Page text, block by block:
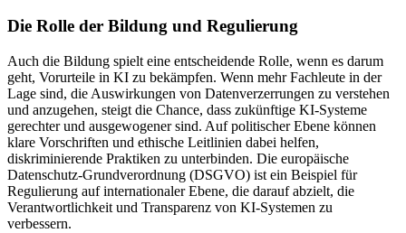
Die Rolle der Bildung und Regulierung
Auch die Bildung spielt eine entscheidende Rolle, wenn es darum
geht, Vorurteile in KI zu bekämpfen. Wenn mehr Fachleute in der
Lage sind, die Auswirkungen von Datenverzerrungen zu verstehen
und anzugehen, steigt die Chance, dass zukünftige KI-Systeme
gerechter und ausgewogener sind. Auf politischer Ebene können
klare Vorschriften und ethische Leitlinien dabei helfen,
diskriminierende Praktiken zu unterbinden. Die europäische
Datenschutz-Grundverordnung (DSGVO) ist ein Beispiel für
Regulierung auf internationaler Ebene, die darauf abzielt, die
Verantwortlichkeit und Transparenz von KI-Systemen zu
verbessern.